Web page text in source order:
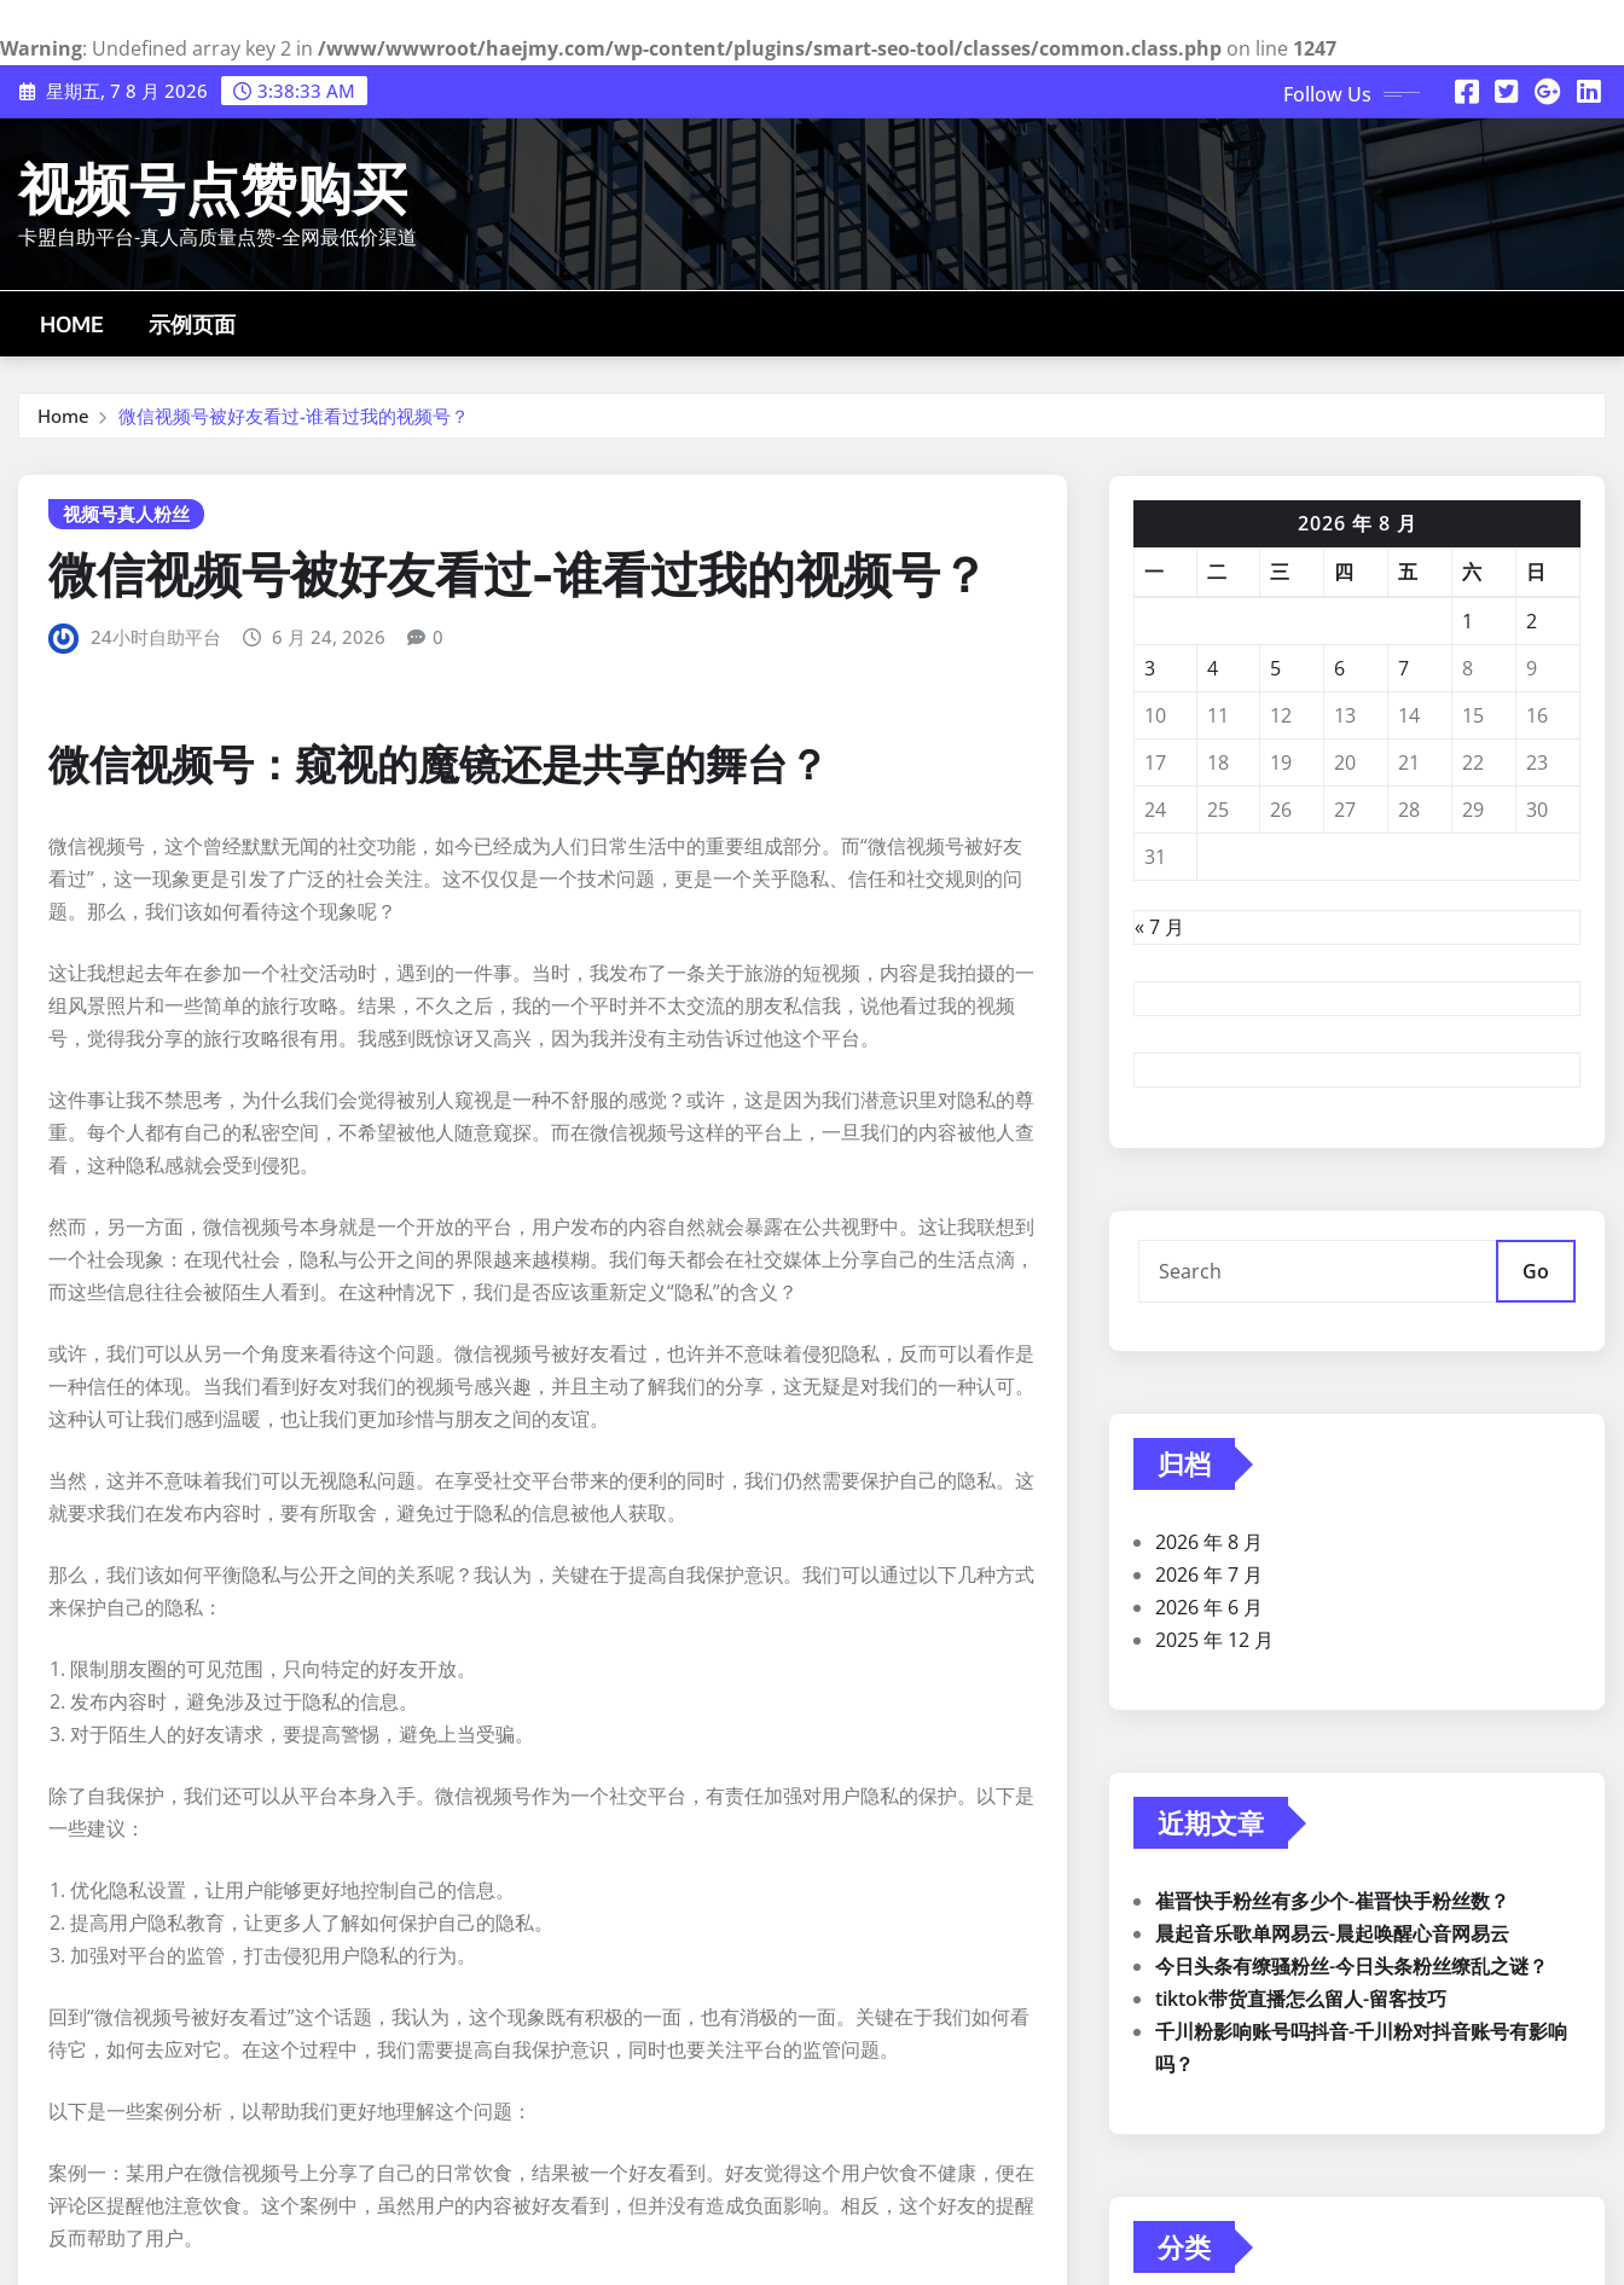
Warning: Undefined array key 2 in /www/wwwroot/haejmy.com/wp-content/plugins/smart-seo-tool/classes/common.class.php on line 1247
Skip
to
星期五, 7 8 月 2026 3:38:34 AM Follow Us
视频号点赞购买
卡盟自助平台-真人高质量点赞-全网最低价渠道
HOME 示例页面
Home 微信视频号被好友看过-谁看过我的视频号？
视频号真人粉丝
微信视频号被好友看过-谁看过我的视频号？
24小时自助平台 6 月 24, 2026 0
微信视频号：窥视的魔镜还是共享的舞台？
微信视频号，这个曾经默默无闻的社交功能，如今已经成为人们日常生活中的重要组成部分。而“微信视频号被好友
看过”，这一现象更是引发了广泛的社会关注。这不仅仅是一个技术问题，更是一个关乎隐私、信任和社交规则的问
题。那么，我们该如何看待这个现象呢？
这让我想起去年在参加一个社交活动时，遇到的一件事。当时，我发布了一条关于旅游的短视频，内容是我拍摄的一
组风景照片和一些简单的旅行攻略。结果，不久之后，我的一个平时并不太交流的朋友私信我，说他看过我的视频
号，觉得我分享的旅行攻略很有用。我感到既惊讶又高兴，因为我并没有主动告诉过他这个平台。
这件事让我不禁思考，为什么我们会觉得被别人窥视是一种不舒服的感觉？或许，这是因为我们潜意识里对隐私的尊
重。每个人都有自己的私密空间，不希望被他人随意窥探。而在微信视频号这样的平台上，一旦我们的内容被他人查
看，这种隐私感就会受到侵犯。
然而，另一方面，微信视频号本身就是一个开放的平台，用户发布的内容自然就会暴露在公共视野中。这让我联想到
一个社会现象：在现代社会，隐私与公开之间的界限越来越模糊。我们每天都会在社交媒体上分享自己的生活点滴，
而这些信息往往会被陌生人看到。在这种情况下，我们是否应该重新定义“隐私”的含义？
或许，我们可以从另一个角度来看待这个问题。微信视频号被好友看过，也许并不意味着侵犯隐私，反而可以看作是
一种信任的体现。当我们看到好友对我们的视频号感兴趣，并且主动了解我们的分享，这无疑是对我们的一种认可。
这种认可让我们感到温暖，也让我们更加珍惜与朋友之间的友谊。
当然，这并不意味着我们可以无视隐私问题。在享受社交平台带来的便利的同时，我们仍然需要保护自己的隐私。这
就要求我们在发布内容时，要有所取舍，避免过于隐私的信息被他人获取。
那么，我们该如何平衡隐私与公开之间的关系呢？我认为，关键在于提高自我保护意识。我们可以通过以下几种方式
来保护自己的隐私：
限制朋友圈的可见范围，只向特定的好友开放。
发布内容时，避免涉及过于隐私的信息。
对于陌生人的好友请求，要提高警惕，避免上当受骗。
除了自我保护，我们还可以从平台本身入手。微信视频号作为一个社交平台，有责任加强对用户隐私的保护。以下是
一些建议：
优化隐私设置，让用户能够更好地控制自己的信息。
提高用户隐私教育，让更多人了解如何保护自己的隐私。
加强对平台的监管，打击侵犯用户隐私的行为。
回到“微信视频号被好友看过”这个话题，我认为，这个现象既有积极的一面，也有消极的一面。关键在于我们如何看
待它，如何去应对它。在这个过程中，我们需要提高自我保护意识，同时也要关注平台的监管问题。
以下是一些案例分析，以帮助我们更好地理解这个问题：
案例一：某用户在微信视频号上分享了自己的日常饮食，结果被一个好友看到。好友觉得这个用户饮食不健康，便在
评论区提醒他注意饮食。这个案例中，虽然用户的内容被好友看到，但并没有造成负面影响。相反，这个好友的提醒
反而帮助了用户。
2026 年 8 月
一
二 三 四 五 六
日
1
2
3
4 5 6 7 8
9
10
11 12 13 14 15
16
17
18 19 20 21 22
23
24
25 26 27 28 29
30
31
« 7 月
Go
归档
2026 年 8 月
2026 年 7 月
2026 年 6 月
2025 年 12 月
近期文章
崔晋快手粉丝有多少个-崔晋快手粉丝数？
晨起音乐歌单网易云-晨起唤醒心音网易云
今日头条有缭骚粉丝-今日头条粉丝缭乱之谜？
tiktok带货直播怎么留人-留客技巧
千川粉影响账号吗抖音-千川粉对抖音账号有影响
吗？
分类